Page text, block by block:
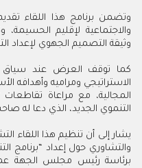
وتضمن برنامج هذا اللقاء
والاجتماعية لإقليم
وثيقة التصميم الجهوي لإعداد التراب 2046-
كما توقف العرض عند سياق
الاستراتيجي ومراميه وأهدافه
المجالية، مع مراعاة تقاطعات
التنموي الجديد، الذي دعا له
يشار إلى أن تنظيم هذا اللقاء
برئاسة رئيس مجلس الجهة